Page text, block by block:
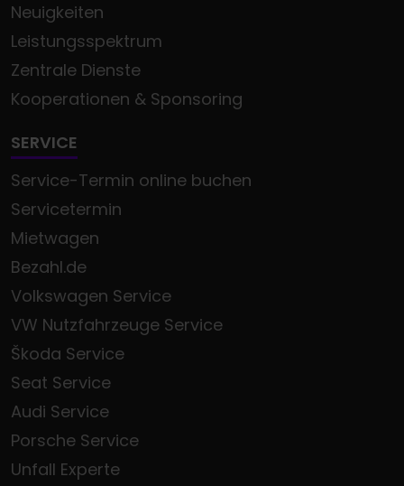
Neuigkeiten
Leistungsspektrum
Zentrale Dienste
Kooperationen & Sponsoring
SERVICE
Service-Termin online buchen
Servicetermin
Mietwagen
Bezahl.de
Volkswagen Service
VW Nutzfahrzeuge Service
Škoda Service
Seat Service
Audi Service
Porsche Service
Unfall Experte